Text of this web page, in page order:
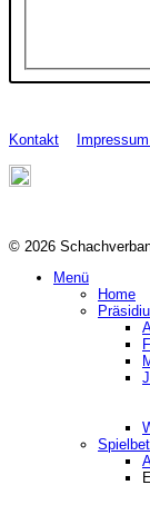
Kontakt
© 2026
Menü
Home